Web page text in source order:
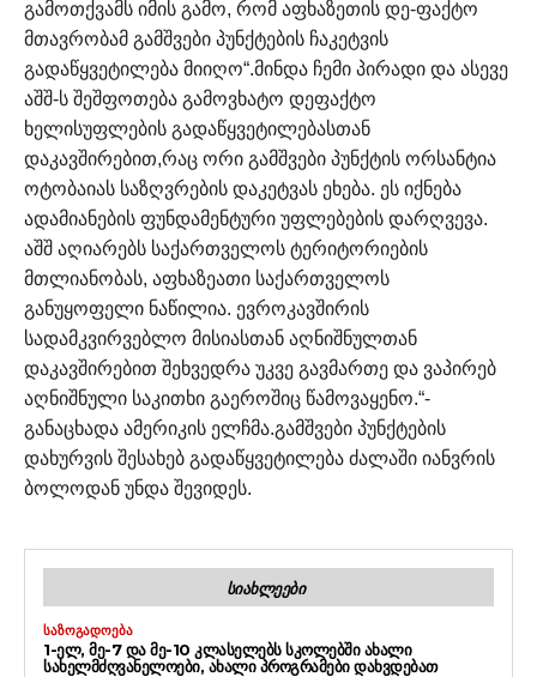
გამოთქვამს იმის გამო, რომ აფხაზეთის დე-ფაქტო
მთავრობამ გამშვები პუნქტების ჩაკეტვის
გადაწყვეტილება მიიღო“.მინდა ჩემი პირადი და ასევე
აშშ-ს შეშფოთება გამოვხატო დეფაქტო
ხელისუფლების გადაწყვეტილებასთან
დაკავშირებით,რაც ორი გამშვები პუნქტის ორსანტია
ოტობაიას საზღვრების დაკეტვას ეხება. ეს იქნება
ადამიანების ფუნდამენტური უფლებების დარღვევა.
აშშ აღიარებს საქართველოს ტერიტორიების
მთლიანობას, აფხაზეათი საქართველოს
განუყოფელი ნაწილია. ევროკავშირის
სადამკვირვებლო მისიასთან აღნიშნულთან
დაკავშირებით შეხვედრა უკვე გავმართე და ვაპირებ
აღნიშნული საკითხი გაეროშიც წამოვაყენო.“-
განაცხადა ამერიკის ელჩმა.გამშვები პუნქტების
დახურვის შესახებ გადაწყვეტილება ძალაში იანვრის
ბოლოდან უნდა შევიდეს.
ᲡᲘᲐᲮᲚᲔᲔᲑᲘ
ᲡᲐᲖᲝᲒᲐᲓᲝᲔᲑᲐ
1-ᲔᲚ, ᲛᲔ-7 ᲓᲐ ᲛᲔ-10 ᲙᲚᲐᲡᲔᲚᲔᲑᲡ ᲡᲙᲝᲚᲔᲑᲨᲘ ᲐᲮᲐᲚᲘ
ᲡᲐᲮᲔᲚᲛᲫᲦᲕᲐᲜᲔᲚᲝᲔᲑᲘ, ᲐᲮᲐᲚᲘ ᲞᲠᲝᲒᲠᲐᲛᲔᲑᲘ ᲓᲐᲮᲕᲓᲔᲑᲐᲗ